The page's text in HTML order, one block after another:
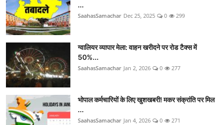
...
SaahasSamachar Dec 25, 2025 0 299
ग्वालियर व्यापार मेला: वाहन खरीदने पर रोड टैक्स में
50%...
SaahasSamachar Jan 2, 2026 0 277
भोपाल कर्मचारियों के लिए खुशखबरी! मकर संक्रांति पर मिल
...
SaahasSamachar Jan 4, 2026 0 271